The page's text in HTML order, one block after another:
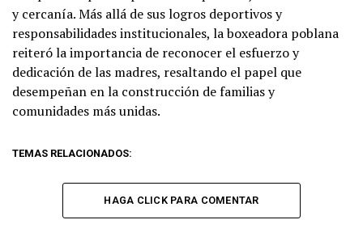
y cercanía. Más allá de sus logros deportivos y
responsabilidades institucionales, la boxeadora poblana
reiteró la importancia de reconocer el esfuerzo y
dedicación de las madres, resaltando el papel que
desempeñan en la construcción de familias y
comunidades más unidas.
TEMAS RELACIONADOS:
HAGA CLICK PARA COMENTAR